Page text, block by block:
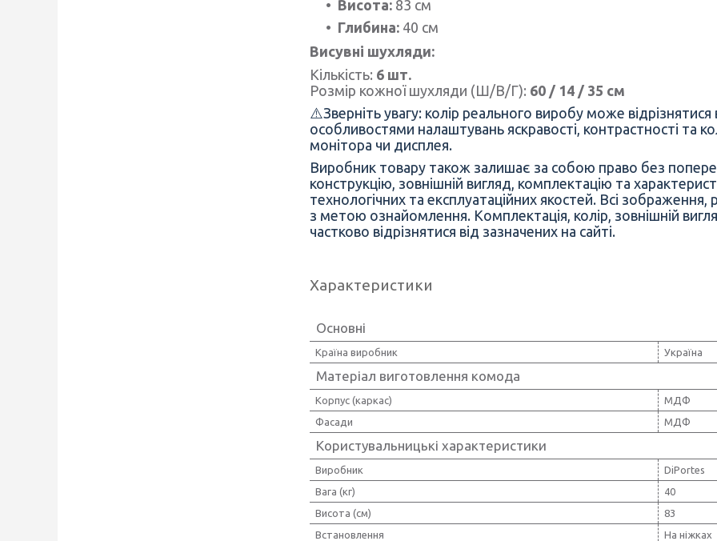
Висота: 83 см
Глибина: 40 см
Висувні шухляди:
Кількість: 6 шт.
Розмір кожної шухляди (Ш/В/Г): 60 / 14 / 35 см
⚠️Зверніть увагу: колір реального виробу може
особливостями налаштувань яскравості, контрастності та
монітора чи дисплея.
Виробник товару також залишає за собою право без
конструкцію, зовнішній вигляд, комплектацію та
технологічних та експлуатаційних якостей. Всі зображення,
з метою ознайомлення. Комплектація, колір, зовнішній
частково відрізнятися від зазначених на сайті.
Характеристики
Основні
Країна виробник Україна
Матеріал виготовлення комода
Корпус (каркас)
МДФ
Фасади
МДФ
Користувальницькі характеристики
Виробник
DiPortes
Вага (кг)
40
Висота (см)
83
Встановлення
На ніжках